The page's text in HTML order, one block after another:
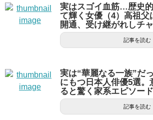
実はスゴイ血筋…歴史
て輝く女優（4）高祖父
開通、受け継がれしチ
記事を読む
実は“華麗なる一族”だ
にもつ日本人俳優5選
ると驚く家系エピソー
記事を読む